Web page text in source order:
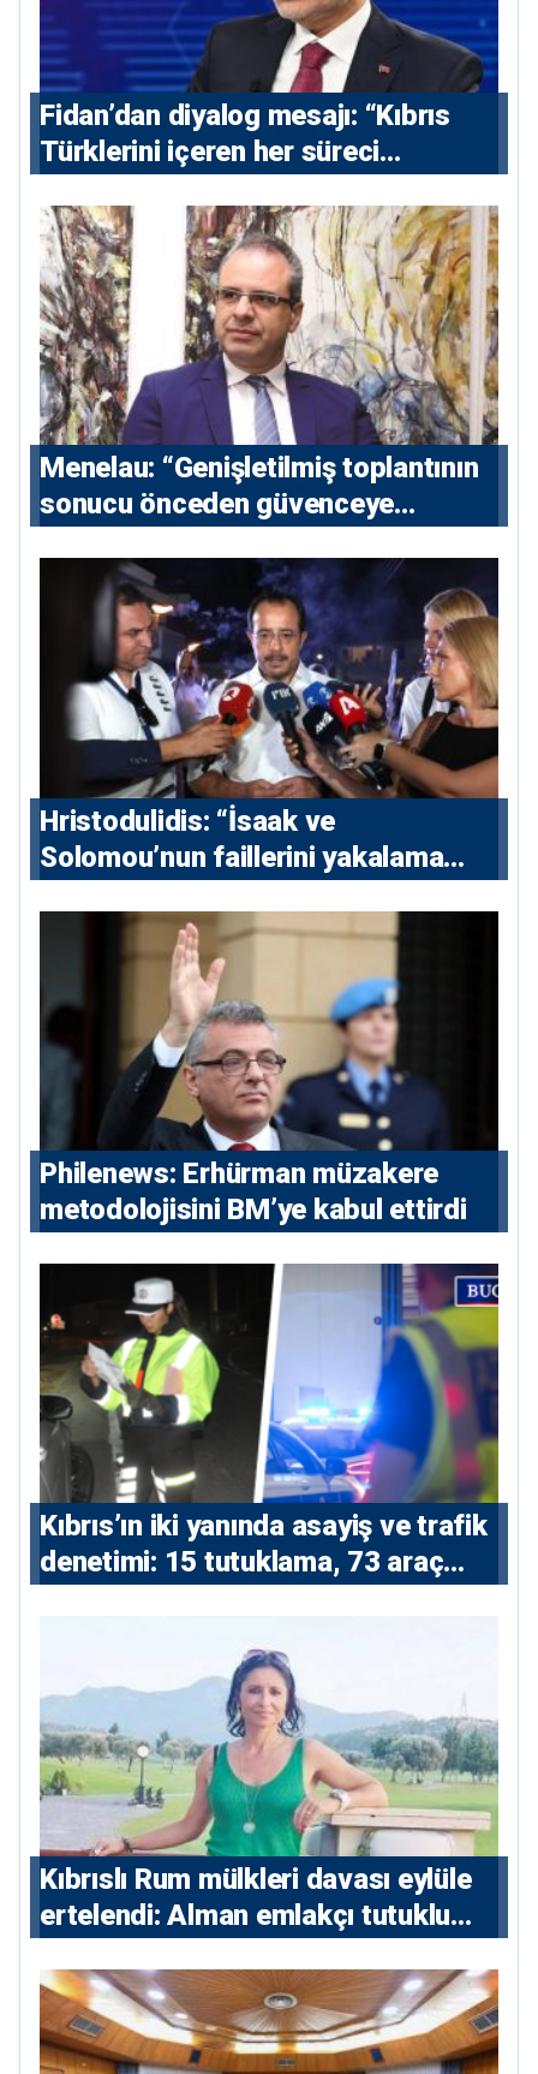
Fidan’dan diyalog mesajı: “Kıbrıs
Türklerini içeren her süreci
Menelau: “Genişletilmiş toplantının
sonucu önceden güvenceye
Hristodulidis: “İsaak ve
Solomou’nun faillerini yakalama
ve 5 uluslararası tutuklama emri
çıkarıldı”
Philenews: Erhürman müzakere
metodolojisini BM’ye kabul ettirdi
Kıbrıs’ın iki yanında asayiş ve trafik
denetimi: 15 tutuklama, 73 araç
Kıbrıslı Rum mülkleri davası eylüle
ertelendi: Alman emlakçı tutuklu